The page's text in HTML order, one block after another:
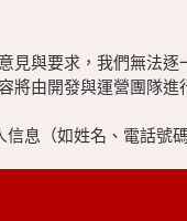
見與要求，我們無法逐
將由開發與運營團隊
信息（如姓名、電話號